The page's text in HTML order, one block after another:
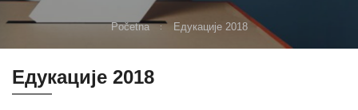
Početna Едукације 2018
Едукације 2018